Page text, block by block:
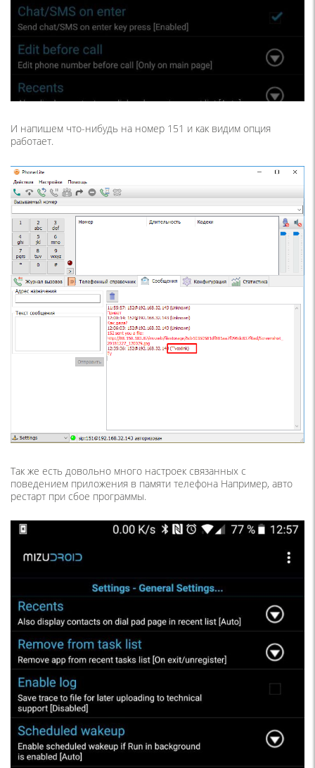
И напишем что-нибудь на номер 151 и как видим опция
работает.
Так же есть довольно много настроек связанных с
поведением приложения в памяти телефона Например, авто
рестарт при сбое программы.